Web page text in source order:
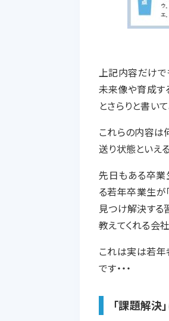
上記内容だけで
未来像や育成す
とさらりと書い
これらの内容は
送り状態といえ
先日もある卒業
る若年卒業生が
見つけ解決する
教えてくれる会
これは実は若年
です・・・
「課題解決